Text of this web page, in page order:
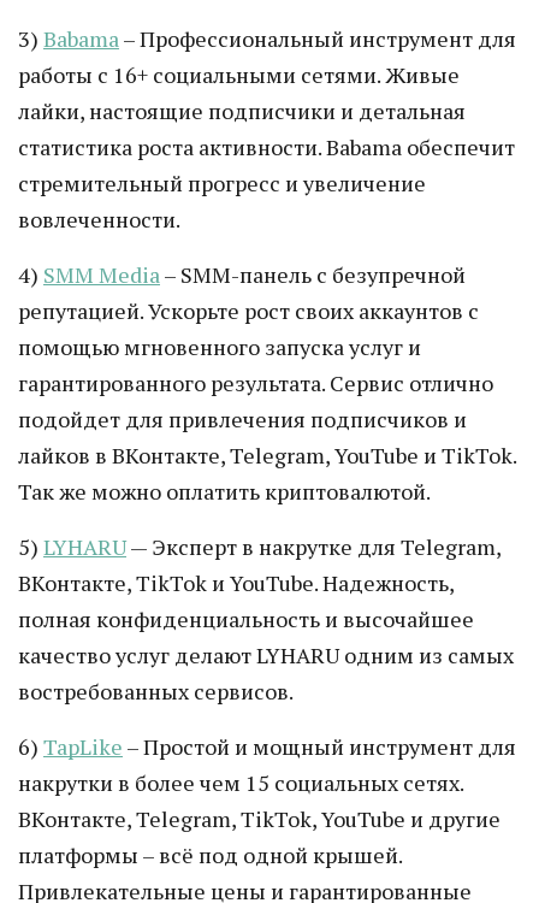
3) Babama– Профессиональный инструмент для
работы с 16+ социальными сетями. Живые
лайки, настоящие подписчики и детальная
статистика роста активности. Babama обеспечит
стремительный прогресс и увеличение
вовлеченности.
4) SMM Media– SMM-панель с безупречной
репутацией. Ускорьте рост своих аккаунтов с
помощью мгновенного запуска услуг и
гарантированного результата. Сервис отлично
подойдет для привлечения подписчиков и
лайков в ВКонтакте, Telegram, YouTube и TikTok.
Так же можно оплатить криптовалютой.
5) LYHARU— Эксперт в накрутке для Telegram,
ВКонтакте, TikTok и YouTube. Надежность,
полная конфиденциальность и высочайшее
качество услуг делают LYHARU одним из самых
востребованных сервисов.
6) TapLike – Простой и мощный инструмент для
накрутки в более чем 15 социальных сетях.
ВКонтакте, Telegram, TikTok, YouTube и другие
платформы – всё под одной крышей.
Привлекательные цены и гарантированные